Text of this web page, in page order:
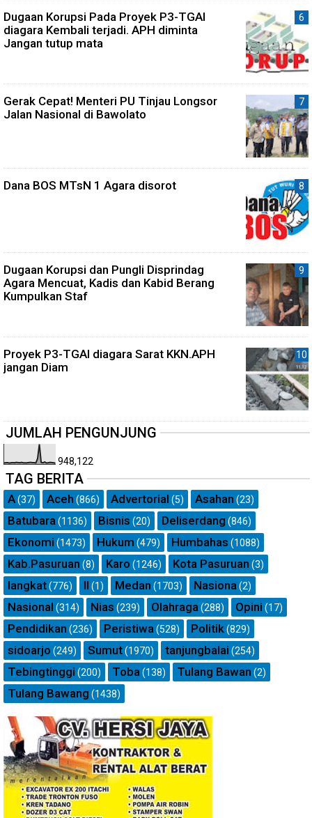
Dugaan Korupsi Pada Proyek P3-TGAI
diagara Kembali terjadi. APH diminta
Jangan tutup mata
Gerak Cepat! Menteri PU Tinjau Longsor
Jalan Nasional di Bawolato
Dana BOS MTsN 1 Agara disorot
Dugaan Korupsi dan Pungli Disprindag
Agara Mencuat, Kadis dan Kabid Berang
Kumpulkan Staf
Proyek P3-TGAI diagara Sarat KKN.APH
jangan Diam
JUMLAH PENGUNJUNG
948,122
TAG BERITA
A(37) Aceh (866) Advertorial (5) Asahan (23)
Batubara (1136) Bisnis (20) Deliserdang (846)
Ekonomi (1473) Hukum (479) Humbahas (1088)
Kab.Pasuruan (8) Karo (1246) Kota Pasuruan (3)
langkat(776) ll (1) Medan (1703) Nasiona (2)
Nasional (314) Nias (239) Olahraga (288) Opini (17)
Pendidikan (236) Peristiwa (528) Politik(829)
sidoarjo (249) Sumut(1970) tanjungbalai (254)
Tebingtinggi (200) Toba (138) Tulang Bawan (2)
Tulang Bawang (1438)